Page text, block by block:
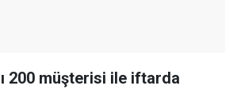
200 müşterisi ile iftarda